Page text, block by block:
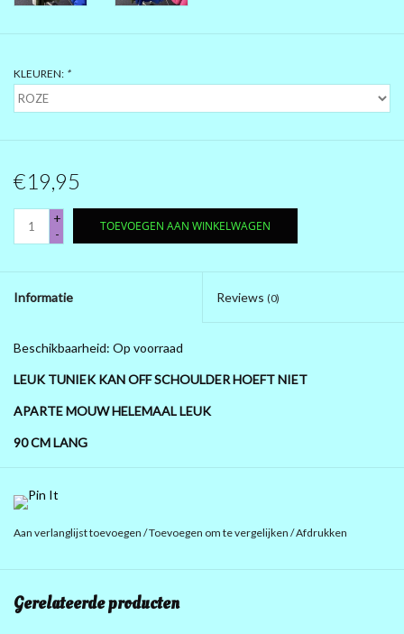
FEESTCOLLECTIE
GLAMOUR GLITTER BLING
PRÉ .....BLACK FRIDAY 2025
MAGNA KLEDING
10 EURO SHOP 10 EURO
KLEUREN: *
€19,95
+
-
TOEVOEGEN AAN WINKELWAGEN
Informatie Reviews (0)
Beschikbaarheid: Op voorraad
LEUK TUNIEK KAN OFF SCHOULDER HOEFT NIET
APARTE MOUW HELEMAAL LEUK
90 CM LANG
DROOG
KREUKT NIET
Aan verlanglijst toevoegen /Toevoegen om te vergelijken /Afdrukken
Gerelateerde producten